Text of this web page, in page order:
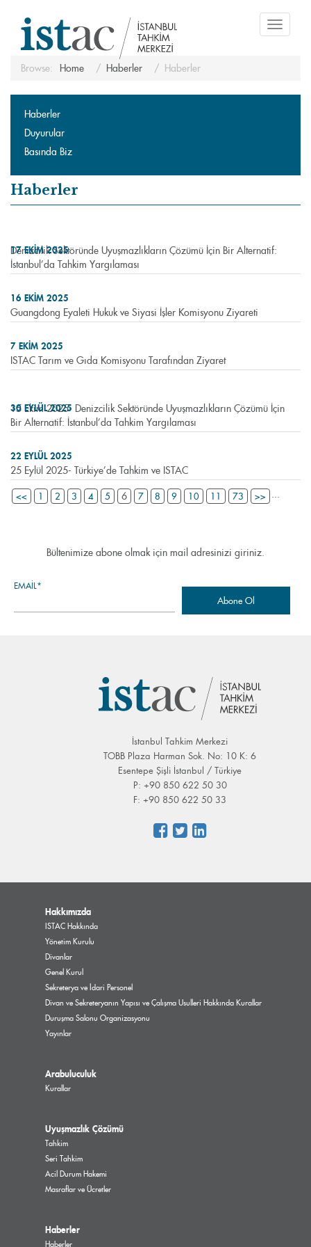
Toggle
Browse: Home Haberler Haberler
Haberler
Duyurular
Basında Biz
Haberler
Denizcilik Sektöründe Uyuşmazlıkların Çözümü İçin Bir Alternatif:
İstanbul’da Tahkim Yargılaması
17 EKIM 2025
Guangdong Eyaleti Hukuk ve Siyasi İşler Komisyonu Ziyareti
16 EKIM 2025
ISTAC Tarım ve Gıda Komisyonu Tarafından Ziyaret
7 EKIM 2025
15 Ekim 2025- Denizcilik Sektöründe Uyuşmazlıkların Çözümü İçin
Bir Alternatif: İstanbul’da Tahkim Yargılaması
30 EYLÜL 2025
25 Eylül 2025- Türkiye’de Tahkim ve ISTAC
22 EYLÜL 2025
<< 1 2 3 4 5 6 7 8 9 10 11 ...
73 >>
Bültenimize abone olmak için mail adresinizi giriniz.
EMAIL*
İstanbul Tahkim Merkezi
TOBB Plaza Harman Sok. No: 10 K: 6
Esentepe Şişli İstanbul / Türkiye
P: +90 850 622 50 30
F: +90 850 622 50 33
Hakkımızda
ISTAC Hakkında
Yönetim Kurulu
Divanlar
Genel Kurul
Sekreterya ve İdari Personel
Divan ve Sekreteryanın Yapısı ve Çalışma Usulleri Hakkında Kurallar
Duruşma Salonu Organizasyonu
Yayınlar
Arabuluculuk
Kurallar
Uyuşmazlık Çözümü
Tahkim
Seri Tahkim
Acil Durum Hakemi
Masraflar ve Ücretler
Haberler
Haberler